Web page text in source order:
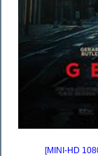
[MINI-HD